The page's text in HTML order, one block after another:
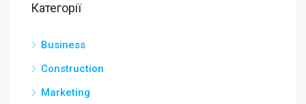
Категорії
Business
Construction
Marketing